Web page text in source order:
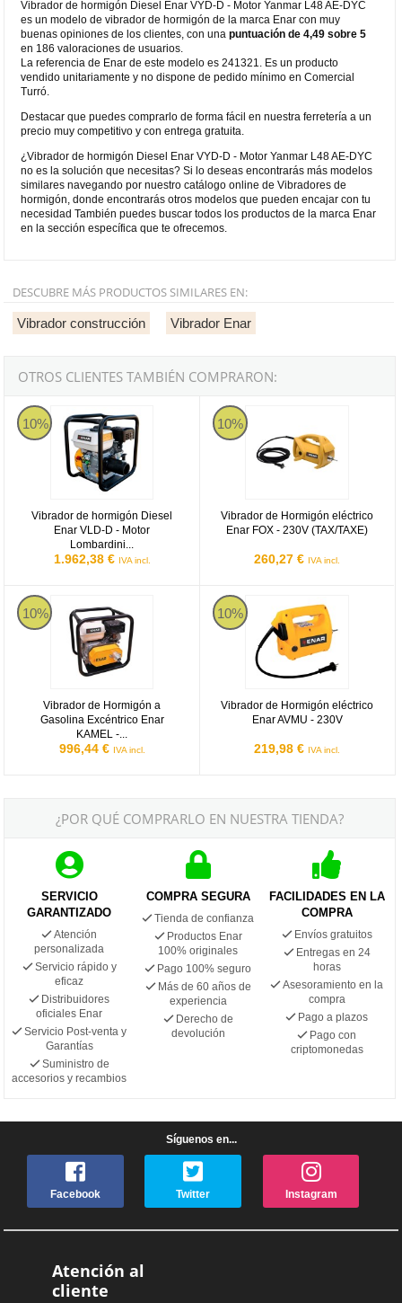
Vibrador de hormigón Diesel Enar VYD-D - Motor Yanmar L48 AE-DYC
es un modelo de vibrador de hormigón de la marca Enar con muy
buenas opiniones de los clientes, con unapuntuación de 4,49 sobre 5
en 186 valoraciones de usuarios.
La referencia de Enar de este modelo es 241321. Es un producto
vendido unitariamente y no dispone de pedido mínimo en Comercial
Turró.
Destacar que puedes comprarlo de forma fácil en nuestra ferretería a un
precio muy competitivo y con entrega gratuita.
¿Vibrador de hormigón Diesel Enar VYD-D - Motor Yanmar L48 AE-DYC
no es la solución que necesitas? Si lo deseas encontrarás más modelos
similares navegando por nuestro catálogo online de Vibradores de
hormigón, donde encontrarás otros modelos que pueden encajar con tu
necesidad También puedes buscar todos los productos de la marca Enar
en la sección específica que te ofrecemos.
DESCUBRE MÁS PRODUCTOS SIMILARES EN:
Vibrador construcción Vibrador Enar
OTROS CLIENTES TAMBIÉN COMPRARON:
10%
Vibrador de hormigón Diesel
Enar VLD-D - Motor
Lombardini...
1.962,38 € IVA incl.
Vibrador de hormigón Diesel Enar VLD-D - Motor Lombardini
10%
Vibrador de Hormigón eléctrico
Enar FOX - 230V (TAX/TAXE)
260,27 € IVA incl.
Vibrador de Hormigón eléctrico
10%
Vibrador de Hormigón a
Gasolina Excéntrico Enar
KAMEL -...
996,44 € IVA incl.
Vibrador de Hormigón a Gasolina Excéntrico Enar KAMEL - Motor
10%
Vibrador de Hormigón eléctrico
Enar AVMU - 230V
219,98 € IVA incl.
Vibrador de Hormigón eléctrico
¿POR QUÉ COMPRARLO EN NUESTRA TIENDA?
SERVICIO
GARANTIZADO
Atención
personalizada
Servicio rápido y
eficaz
Distribuidores
oficiales Enar
Servicio Post-venta y
Garantías
Suministro de
accesorios y recambios
COMPRA SEGURA
Tienda de confianza
Productos Enar
100% originales
Pago 100% seguro
Más de 60 años de
experiencia
Derecho de
devolución
FACILIDADES EN LA
COMPRA
Envíos gratuitos
Entregas en 24
horas
Asesoramiento en la
compra
Pago a plazos
Pago con
criptomonedas
Síguenos en...
Facebook Twitter Instagram
Atención al
cliente